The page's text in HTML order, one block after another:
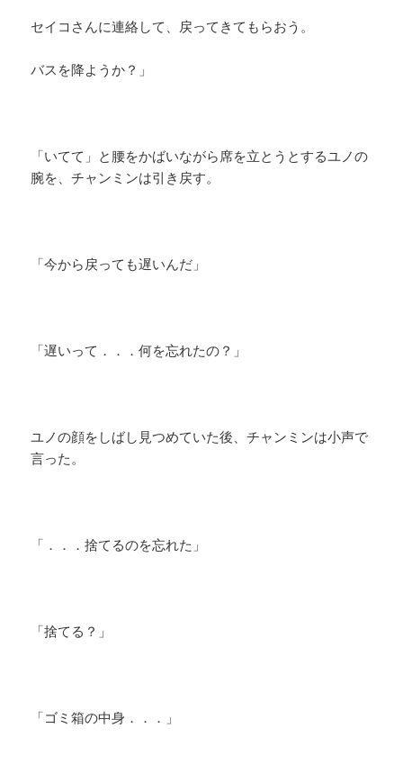
セイコさんに連絡して、戻ってきてもらおう。
バスを降ようか？」
「いてて」と腰をかばいながら席を立とうとするユノの
腕を、チャンミンは引き戻す。
「今から戻っても遅いんだ」
「遅いって．．．何を忘れたの？」
ユノの顔をしばし見つめていた後、チャンミンは小声で
言った。
「．．．捨てるのを忘れた」
「捨てる？」
「ゴミ箱の中身．．．」